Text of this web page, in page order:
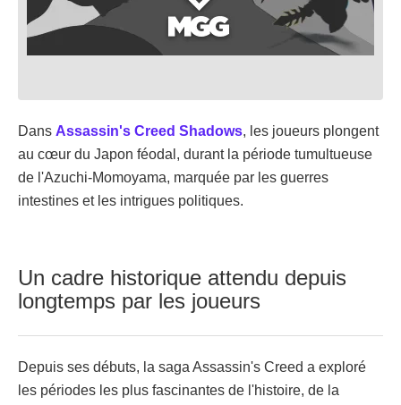
Dans Assassin's Creed Shadows, les joueurs plongent
au cœur du Japon féodal, durant la période tumultueuse
de l'Azuchi-Momoyama, marquée par les guerres
intestines et les intrigues politiques.
Un cadre historique attendu depuis
longtemps par les joueurs
Depuis ses débuts, la saga Assassin's Creed a exploré
les périodes les plus fascinantes de l'histoire, de la